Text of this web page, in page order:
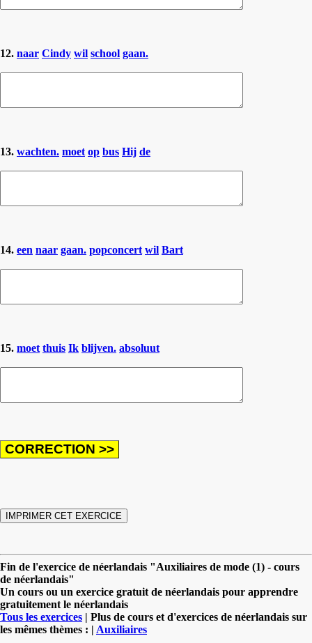
12. naar Cindy wil school gaan.
13. wachten. moet op bus Hij de
14. een naar gaan. popconcert wil Bart
15. moet thuis Ik blijven. absoluut
Fin de l'exercice de néerlandais "Auxiliaires de mode (1) - cours
de néerlandais"
Un cours ou un exercice gratuit de néerlandais pour apprendre
gratuitement le néerlandais
Tous les exercices | Plus de cours et d'exercices de néerlandais sur
les mêmes thèmes : | Auxiliaires